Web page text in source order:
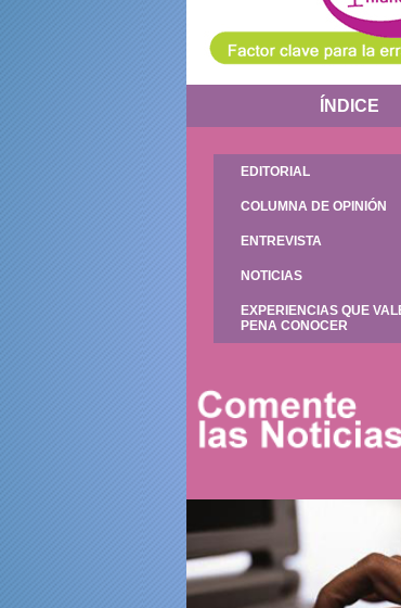
ÍNDICE
EDITORIAL
COLUMNA DE OPINIÓN
ENTREVISTA
NOTICIAS
EXPERIENCIAS QUE
PENA CONOCER